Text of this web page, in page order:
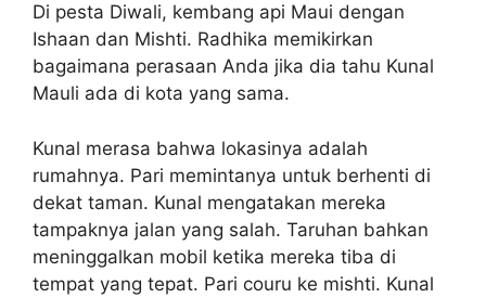
Di pesta Diwali, kembang api Maui dengan
Ishaan dan Mishti. Radhika memikirkan
bagaimana perasaan Anda jika dia tahu Kunal
Mauli ada di kota yang sama.
Kunal merasa bahwa lokasinya adalah
rumahnya. Pari memintanya untuk berhenti di
dekat taman. Kunal mengatakan mereka
tampaknya jalan yang salah. Taruhan bahkan
meninggalkan mobil ketika mereka tiba di
tempat yang tepat. Pari couru ke mishti. Kunal